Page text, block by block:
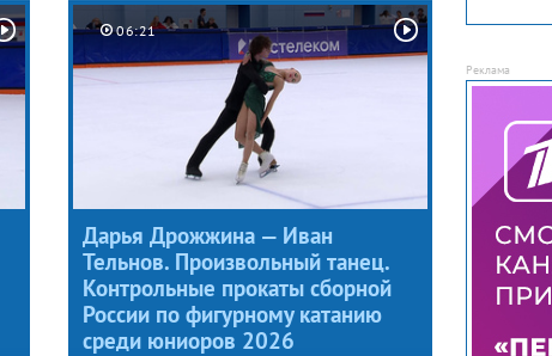
06:21
Дарья Дрожжина — Иван
Тельнов. Произвольный танец.
Контрольные прокаты сборной
России по фигурному катанию
среди юниоров 2026